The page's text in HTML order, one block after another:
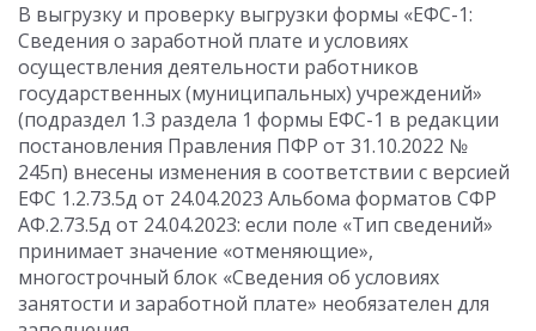
В выгрузку и проверку выгрузки формы «ЕФС-1:
Сведения о заработной плате и условиях
осуществления деятельности работников
государственных (муниципальных) учреждений»
(подраздел 1.3 раздела 1 формы ЕФС-1 в редакции
постановления Правления ПФР от 31.10.2022 №
245п) внесены изменения в соответствии с версией
ЕФС 1.2.73.5д от 24.04.2023 Альбома форматов СФР
АФ.2.73.5д от 24.04.2023: если поле «Тип сведений»
принимает значение «отменяющие»,
многострочный блок «Сведения об условиях
занятости и заработной плате» необязателен для